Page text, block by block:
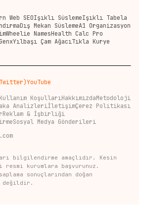
Web SEOIşıklı SüslemeIşıklı Tabela
Dış Mekan SüslemeA1 Organizasyon
Wheelie NamesHealth Calc Pro
Yılbaşı Çam AğacıTıkla Kurye
YouTube
Kullanım KoşullarıHakkımızdaMetodoloji
AnalizleriİletişimÇerez Politikası
Reklam & İşbirliği
Sosyal Medya Gönderileri
bilgilendirme amaçlıdır. Kesin
kurumlara başvurunuz.
sonuçlarından doğan
değildir.